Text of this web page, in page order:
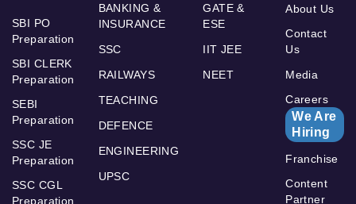
SBI PO
Preparation
SBI CLERK
Preparation
SEBI
Preparation
SSC JE
Preparation
SSC CGL
Preparation
BANKING &
INSURANCE
SSC
RAILWAYS
TEACHING
DEFENCE
ENGINEERING
UPSC
GATE &
ESE
IIT JEE
NEET
About Us
Contact
Us
Media
Careers
We Are
Hiring
Franchise
Content
Partner